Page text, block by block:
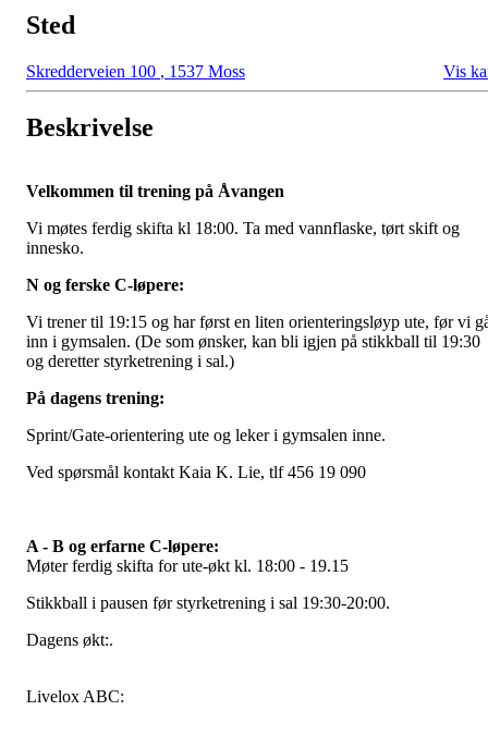
Sted
Skredderveien 100 , 1537 Moss Vis
Beskrivelse
Velkommen til trening på Åvangen
Vi møtes ferdig skifta kl 18:00. Ta med vannflaske, tørt skift og
innesko.
N og ferske C-løpere:
Vi trener til 19:15 og har først en liten orienteringsløyp ute, før vi
inn i gymsalen. (De som ønsker, kan bli igjen på stikkball til 19:30
og deretter styrketrening i sal.)
På dagens trening:
Sprint/Gate-orientering ute og leker i gymsalen inne.
Ved spørsmål kontakt Kaia K. Lie, tlf 456 19 090
A - B og erfarne C-løpere:
Møter ferdig skifta for ute-økt kl. 18:00 - 19.15
Stikkball i pausen før styrketrening i sal 19:30-20:00.
Dagens økt:.
Livelox ABC: